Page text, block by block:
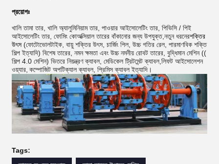
প্রয়োগঃ
খালি তামা তার, খালি অ্যালুমিনিয়াম তার, পাওয়ার আইসোলেটিং তার, পিভিসি / পিই
আইসোলেটিং তার, ফোমিং কোঅক্সিয়াল তারের বাঁকানোর জন্য উপযুক্ত,নতুন ধরনেরশক্তির
উৎস (ফোটোভোলটাইক, বায়ু শক্তির উৎস, চার্জিং পিল, উচ্চ গতির রেল, পারমাণবিক শক্তি
শিল্প ইত্যাদি) বিশেষ তারের, নমন ক্ষমতা এবং উচ্চ নমনীয় রোবট তারের, বুদ্ধিমান মেশিন ((
শিল্প 4.0 মেশিন) ভিতরে নিয়ন্ত্রণ ক্যাবল, মেডিকেল ট্রিটমেন্ট ক্যাবল, লিফট আইসোলেশন
ওয়্যার, কম্পোজিট অপটিক্যাল ক্যাবল, প্রিমিস ক্যাবল ইত্যাদি।
Tags: